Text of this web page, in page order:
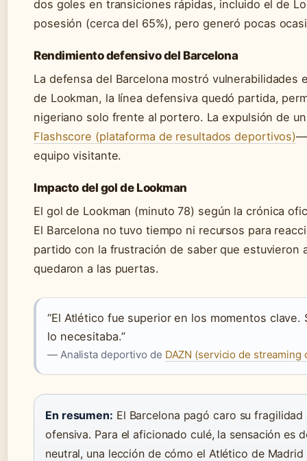
dos goles en transiciones rápidas, incluido el de
posesión (cerca del 65%), pero generó pocas
Rendimiento defensivo del Barcelona
La defensa del Barcelona mostró vulnerabilidades
de Lookman, la línea defensiva quedó partida,
nigeriano solo frente al portero. La expulsión de
Flashscore (plataforma de resultados deportivos)—
equipo visitante.
Impacto del gol de Lookman
El gol de Lookman (minuto 78) según la crónica
El Barcelona no tuvo tiempo ni recursos para
partido con la frustración de saber que estuvieron
quedaron a las puertas.
“El Atlético fue superior en los momentos clave.
lo necesitaba.”
— Analista deportivo de DAZN (servicio de streaming
En resumen: El Barcelona pagó caro su
ofensiva. Para el aficionado culé, la sensación es
neutral, una lección de cómo el Atlético de